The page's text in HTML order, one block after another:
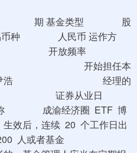
类型 股
民币 运作方
开放频率
开始担任本
理 尹浩 经理的
从业日
成渝经济圈 ETF 博
，连续 20 个工作日出
满 200 人或者基金